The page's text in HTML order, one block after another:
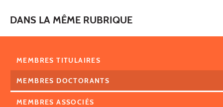
DANS LA MÊME RUBRIQUE
MEMBRES TITULAIRES
MEMBRES DOCTORANTS
MEMBRES ASSOCIÉS